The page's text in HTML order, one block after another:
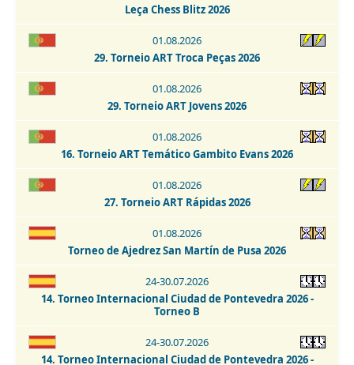
29.08.2026
13. Torneio Fatacil - Cidade De Lagoa - Memorial Armando
Lopes 2026
29-30.08.2026
Open Internacional de Ajedrez Activo - San Cristobal de La
Laguna 2026
30.08.2026
Torneo de Ajedrez Fiestas Virgen del Rosario Camarma de
Esteruelas 2026
30.08-06.09.2026
Escala Emporium Chess Open 2026
01-02.09.2026
2. IRT Sub-1800 Esphouses Hotel Playas de Guardamar 2026
01-06.09.2026
3. IRT Sub-2400 Esphouses Hotel Playas de Guardamar 2026
Leça Chess Blitz 2026
01.08.2026
29. Torneio ART Troca Peças 2026
01.08.2026
29. Torneio ART Jovens 2026
01.08.2026
16. Torneio ART Temático Gambito Evans 2026
01.08.2026
27. Torneio ART Rápidas 2026
01.08.2026
Torneo de Ajedrez San Martín de Pusa 2026
24-30.07.2026
14. Torneo Internacional Ciudad de Pontevedra 2026 -
Torneo B
24-30.07.2026
14. Torneo Internacional Ciudad de Pontevedra 2026 -